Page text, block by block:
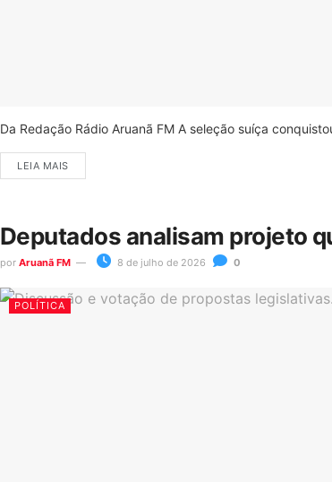
Da Redação Rádio Aruanã FM A seleção suíça
LEIA MAIS
Deputados analisam projeto
por Aruanã FM 8 de julho de 2026 0
POLÍTICA